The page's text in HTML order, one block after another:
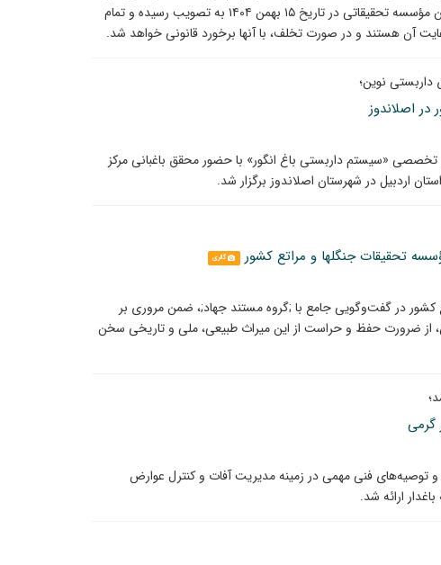
پس از تشکیل چند جلسه کارشناسی و با همکاری این مؤسسه تحقیقاتی در تاریخ ۱۵ بهمن ۱۴۰۴ به تصویب رسیده و تمام
آن هستند و در صورت تخلف، با آنها برخورد قانونی خواهد شد.
داربستی نوین؛
در اصلاندوز
تخصصی «سیستم داربستی باغ انگور» با حضور محقق باغبانی مرکز
اردبیل در شهرستان اصلاندوز برگزار شد.
تحقیقات جنگلها و مراتع کشور گالری
کشور در گفت‌وگویی جامع با ;گروه مستند جهاد;، ضمن مروری بر
از ضرورت حفظ و حراست از این میراث طبیعی، ملی و تاریخی سخن
انار در هر هکتار 76 تن برآورد و توصیه‌های فنی مهمی در زمینه مدیریت آفات و کنترل عوارض
ارائه شد.